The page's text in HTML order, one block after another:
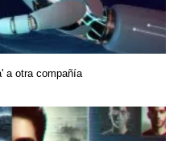
a otra compañía